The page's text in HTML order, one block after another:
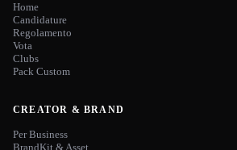
Home
Candidature
Regolamento
Vota
Clubs
Pack Custom
CREATOR & BRAND
Per Business
BrandKit & Asset